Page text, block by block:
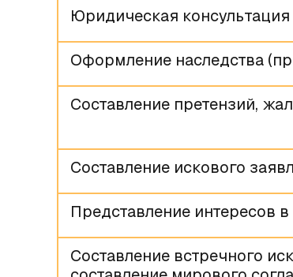
Юридическая консультация
Оформление наследства
Составление претензий,
Составление искового
Представление интересов
Составление встречного